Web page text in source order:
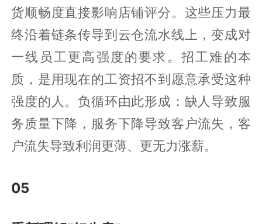
货顺畅度直接影响店铺评分。这些压力最
终沿着链条传导到云仓流水线上，变成对
一线员工更高强度的要求。招工难的本
质，是用现在的工资招不到愿意承受这种
强度的人。负循环由此形成：缺人导致服
务质量下降，服务下降导致客户流失，客
户流失导致利润更薄、更无力涨薪。
05